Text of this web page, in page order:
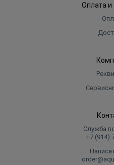
Оплата и
Служба
+7 (914)